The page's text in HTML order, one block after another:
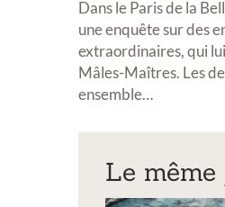
Dans le Paris de la
une enquête sur des
extraordinaires, qui
Mâles-Maîtres. Les
ensemble…
Le même